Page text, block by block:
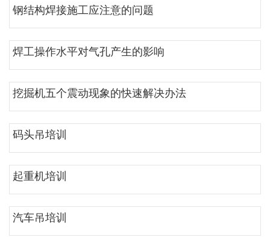
钢结构焊接施工应注意的问题
焊工操作水平对气孔产生的影响
挖掘机五个震动现象的快速解决办法
码头吊培训
起重机培训
汽车吊培训